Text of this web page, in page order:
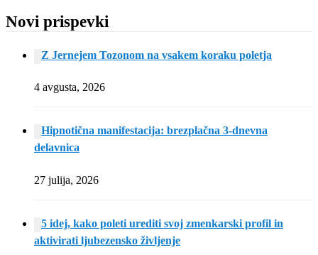
Novi prispevki
Z Jernejem Tozonom na vsakem koraku poletja
4 avgusta, 2026
Hipnotična manifestacija: brezplačna 3-dnevna
delavnica
27 julija, 2026
5 idej, kako poleti urediti svoj zmenkarski profil in
aktivirati ljubezensko življenje